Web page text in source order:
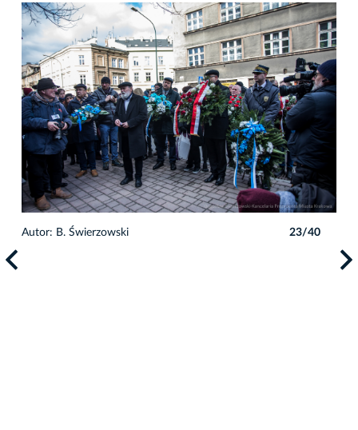
Autor: B. Świerzowski 23/40